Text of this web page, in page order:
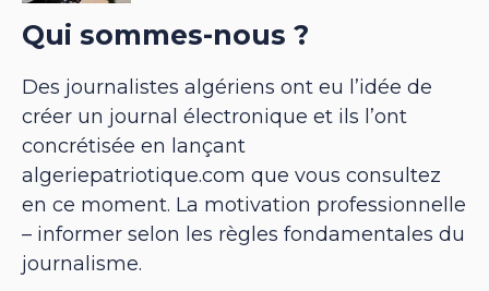
Qui sommes-nous ?
Des journalistes algériens ont eu l’idée de
créer un journal électronique et ils l’ont
concrétisée en lançant
algeriepatriotique.com que vous consultez
en ce moment. La motivation professionnelle
– informer selon les règles fondamentales du
journalisme.